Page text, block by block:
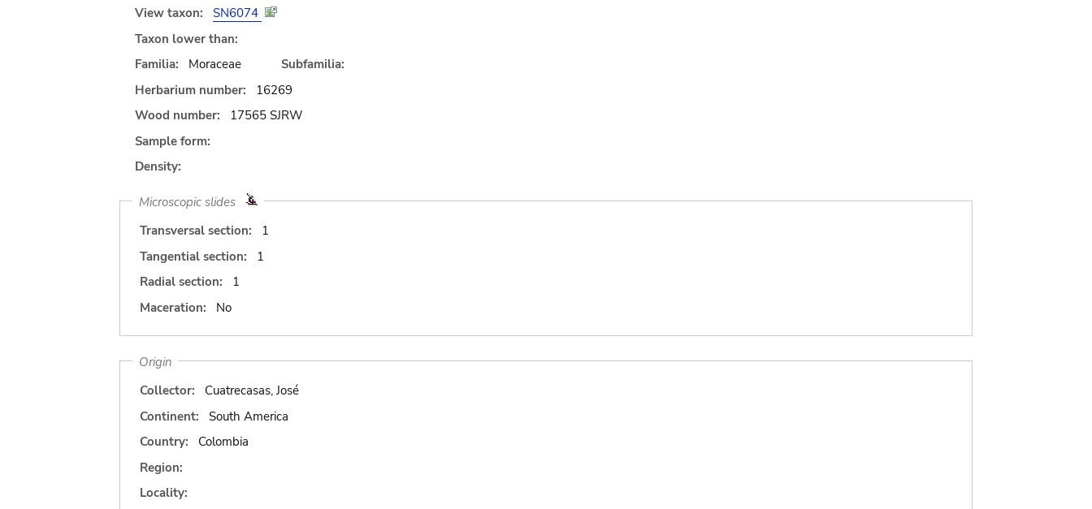
View taxon:
SN6074
Taxon lower than:
Familia:
Moraceae
Subfamilia:
Herbarium number:
16269
Wood number:
17565 SJRW
Sample form:
Density:
Microscopic slides
Transversal section:
1
Tangential section:
1
Radial section:
1
Maceration:
No
Origin
Collector:
Cuatrecasas, José
Continent:
South America
Country:
Colombia
Region:
Locality: